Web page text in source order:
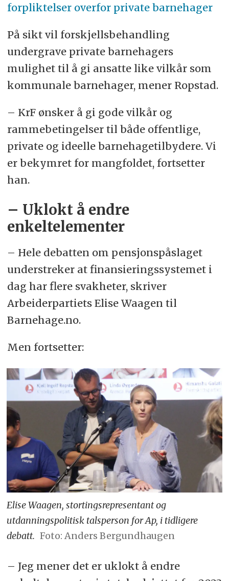
forpliktelser overfor private barnehager
På sikt vil forskjellsbehandling
undergrave private barnehagers
mulighet til å gi ansatte like vilkår som
kommunale barnehager, mener Ropstad.
– KrF ønsker å gi gode vilkår og
rammebetingelser til både offentlige,
private og ideelle barnehagetilbydere. Vi
er bekymret for mangfoldet, fortsetter
han.
– Uklokt å endre
enkeltelementer
– Hele debatten om pensjonspåslaget
understreker at finansieringssystemet i
dag har flere svakheter, skriver
Arbeiderpartiets Elise Waagen til
Barnehage.no.
Men fortsetter:
Elise Waagen, stortingsrepresentant og
utdanningspolitisk talsperson for Ap, i tidligere
debatt. Foto: Anders Bergundhaugen
– Jeg mener det er uklokt å endre